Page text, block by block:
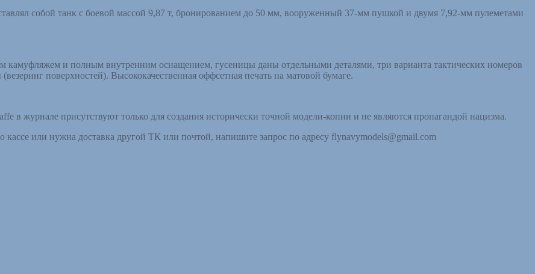
собой танк с боевой массой 9,87 т, бронированием до 50 мм, вооруженный 37-мм пушкой и двумя 7,92-мм пулеметами
камуфляжем и полным внутренним оснащением, гусеницы даны отдельными деталями, три варианта тактических номеров
поверхностей). Высококачественная оффсетная печать на матовой бумаге.
в журнале присутствуют только для создания исторически точной модели-копии и не являются пропагандой нацизма.
или нужна доставка другой ТК или почтой, напишите запрос по адресу flynavymodels@gmail.com